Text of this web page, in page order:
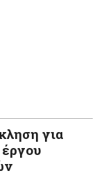
για